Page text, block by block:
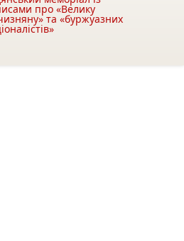
про «Велику
та «буржуазних